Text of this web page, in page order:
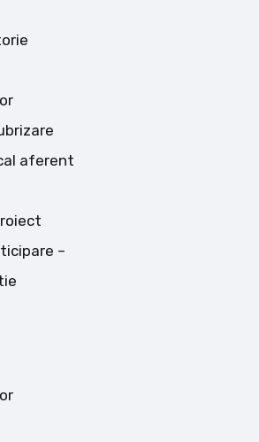
aferent
–